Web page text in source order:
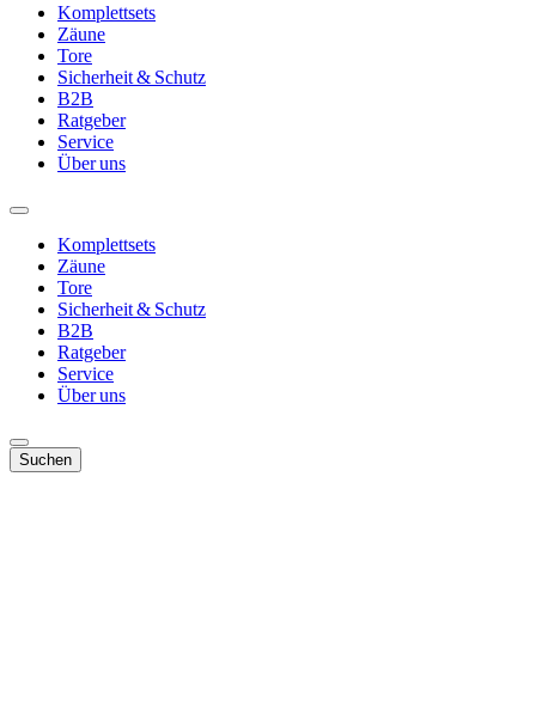
Komplettsets
Zäune
Tore
Sicherheit & Schutz
B2B
Ratgeber
Service
Über uns
Komplettsets
Zäune
Tore
Sicherheit & Schutz
B2B
Ratgeber
Service
Über uns
Suchen